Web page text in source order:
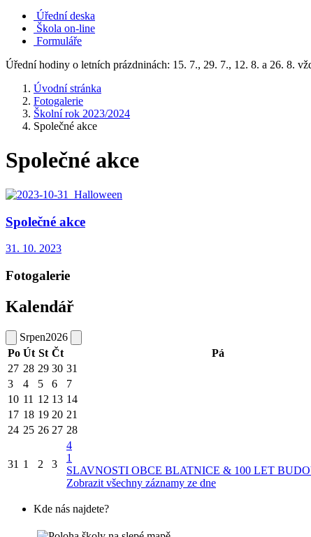
Úřední deska
Škola on-line
Formuláře
Úřední hodiny o letních prázdninách: 15. 7., 29. 7., 12. 8. a 26. 8.
Úvodní stránka
Fotogalerie
Školní rok 2023/2024
Společné akce
Společné akce
Společné akce
31. 10. 2023
Fotogalerie
Kalendář
Srpen2026
Po Út St Čt Pá
27 28 29 30 31
3
4 5 6 7
10 11 12 13 14
17 18 19 20 21
24 25 26 27 28
31 1 2 3
4
1
SLAVNOSTI OBCE BLATNICE & 100 LET
Zobrazit všechny záznamy ze dne
Kde nás najdete?